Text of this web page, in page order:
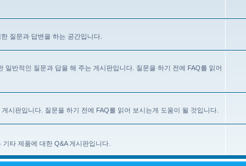
질문과 답변을 하는 공간입니다.
일반적인 질문과 답을 해 주는 게시판입니다. 질문을 하기 전에 FAQ를 읽어
시판입니다. 질문을 하기 전에 FAQ를 읽어 보시는게 도움이 될 것입니다.
타 제품에 대한 Q&A 게시판입니다.